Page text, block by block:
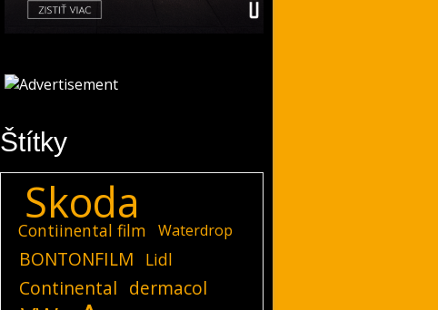
Štítky
Skoda
Contiinental film Waterdrop
BONTONFILM Lidl
Continental dermacol